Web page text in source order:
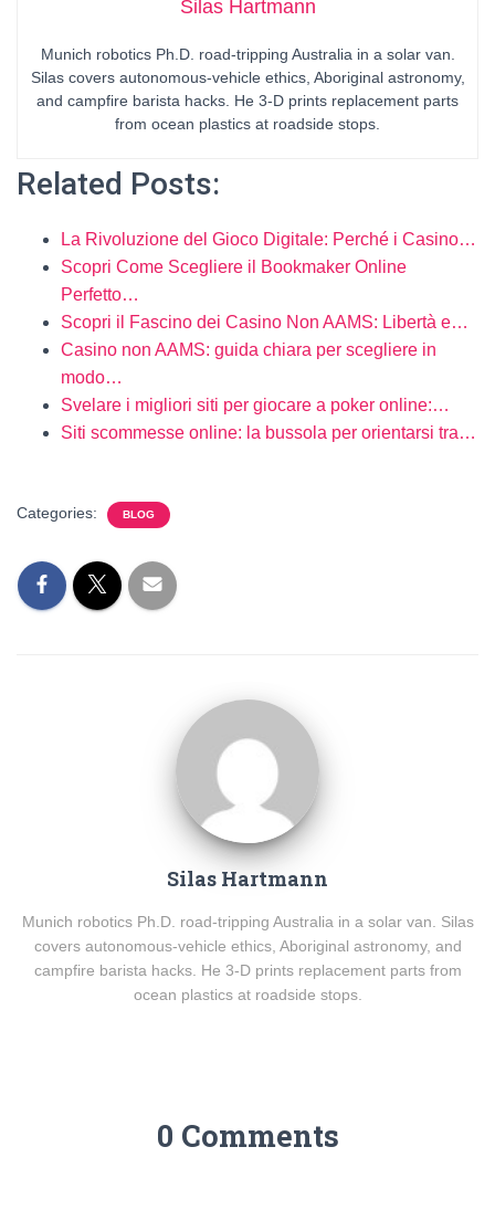
Silas Hartmann
Munich robotics Ph.D. road-tripping Australia in a solar van.
Silas covers autonomous-vehicle ethics, Aboriginal astronomy,
and campfire barista hacks. He 3-D prints replacement parts
from ocean plastics at roadside stops.
Related Posts:
La Rivoluzione del Gioco Digitale: Perché i Casino…
Scopri Come Scegliere il Bookmaker Online
Perfetto…
Scopri il Fascino dei Casino Non AAMS: Libertà e…
Casino non AAMS: guida chiara per scegliere in
modo…
Svelare i migliori siti per giocare a poker online:…
Siti scommesse online: la bussola per orientarsi tra…
Categories: BLOG
Silas Hartmann
Munich robotics Ph.D. road-tripping Australia in a solar van. Silas
covers autonomous-vehicle ethics, Aboriginal astronomy, and
campfire barista hacks. He 3-D prints replacement parts from
ocean plastics at roadside stops.
0 Comments